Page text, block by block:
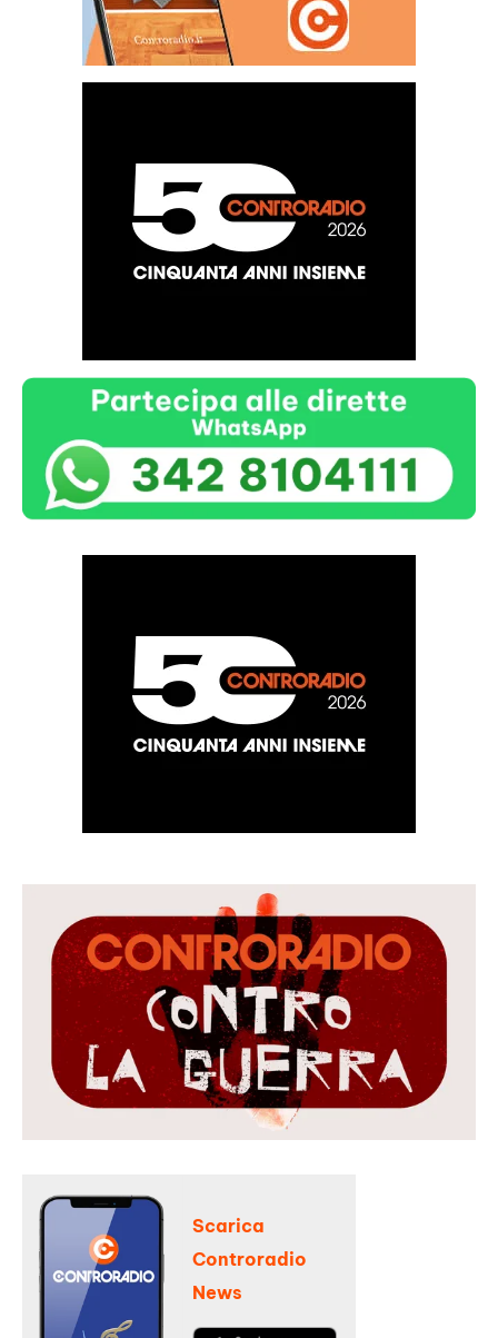
Scarica
Controradio
News